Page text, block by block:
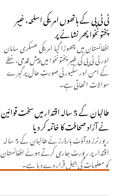
ٹی ٹی پی کے ہاتھوں امریکی اسلحہ، خیبر
پختونخوا پھر نشانے پر
افغانستان میں چھوڑا گیا امریکی عسکری سامان
اور ٹی ٹی پی کی خیبر پختونخوا میں پیش قدمی، خطے
کے امن اور سکیورٹی صورتِ حال پر گہرے
سوالات اٹھاتی ہے۔
طالبان کے 5 سالہ اقتدار میں سخت قوانین
نے آزاد صحافت کا خاتمہ کر دیا
رپورٹرز ودآؤٹ بارڈرز نے طالبان کے 5 سالہ
اقتدار پر رپورٹ جاری کرتے ہوئے افغانستان
کو معلومات کی جیل قرار دے دیا ہے۔